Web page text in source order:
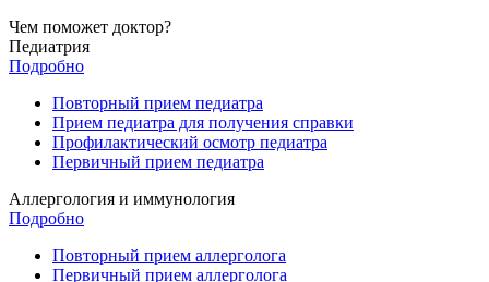
Чем поможет доктор?
Педиатрия
Подробно
Повторный прием педиатра
Прием педиатра для получения справки
Профилактический осмотр педиатра
Первичный прием педиатра
Аллергология и иммунология
Подробно
Повторный прием аллерголога
Первичный прием аллерголога